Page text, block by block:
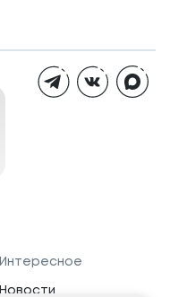
Интересное
Новости